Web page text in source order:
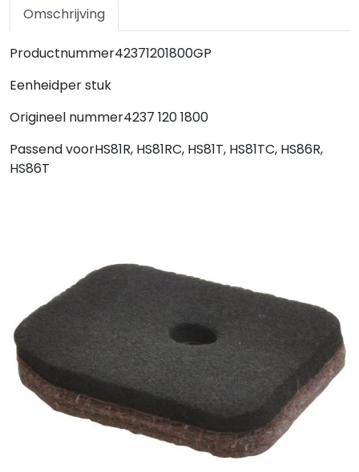
Omschrijving
Productnummer42371201800GP
Eenheidper stuk
Origineel nummer4237 120 1800
Passend voorHS81R, HS81RC, HS81T, HS81TC, HS86R,
HS86T